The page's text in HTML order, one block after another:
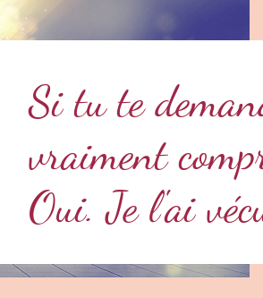
Si tu te
vraiment
Oui. Je l'ai